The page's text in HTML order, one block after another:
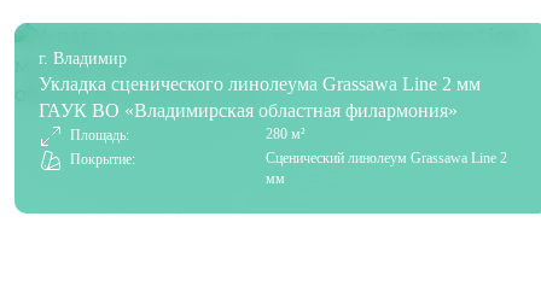
г. Владимир
Укладка сценического линолеума Grassawa Line 2 мм
ГАУК ВО «Владимирская областная филармония»
Площадь:
280 м²
Покрытие:
Сценический линолеум Grassawa Line 2
мм